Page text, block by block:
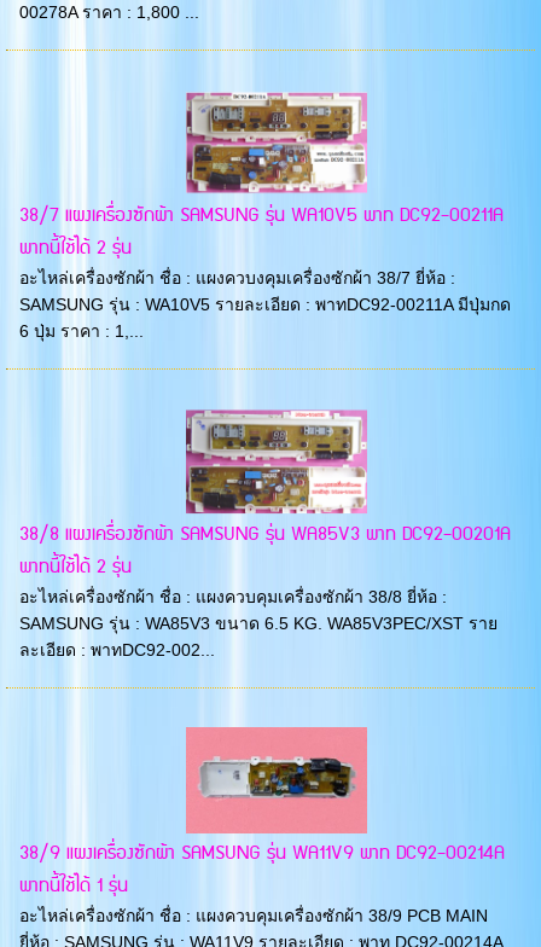
00278A ราคา : 1,800 ...
38/7 แผงเครื่องซักผ้า SAMSUNG รุ่น WA10V5 พาท DC92-00211A
พาทนี้ใช้ได้ 2 รุ่น
อะไหล่เครื่องซักผ้า ชื่อ : แผงควบงคุมเครื่องซักผ้า 38/7 ยี่ห้อ :
SAMSUNG รุ่น : WA10V5 รายละเอียด : พาทDC92-00211A มีปุ่มกด
6 ปุ่ม ราคา : 1,...
38/8 แผงเครื่องซักผ้า SAMSUNG รุ่น WA85V3 พาท DC92-00201A
พาทนี้ใช้ได้ 2 รุ่น
อะไหล่เครื่องซักผ้า ชื่อ : แผงควบคุมเครื่องซักผ้า 38/8 ยี่ห้อ :
SAMSUNG รุ่น : WA85V3 ขนาด 6.5 KG. WA85V3PEC/XST ราย
ละเอียด : พาทDC92-002...
38/9 แผงเครื่องซักผ้า SAMSUNG รุ่น WA11V9 พาท DC92-00214A
พาทนี้ใช้ได้ 1 รุ่น
อะไหล่เครื่องซักผ้า ชื่อ : แผงควบคุมเครื่องซักผ้า 38/9 PCB MAIN
ยี่ห้อ : SAMSUNG รุ่น : WA11V9 รายละเอียด : พาท DC92-00214A